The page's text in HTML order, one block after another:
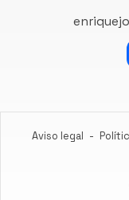
Aviso legal -